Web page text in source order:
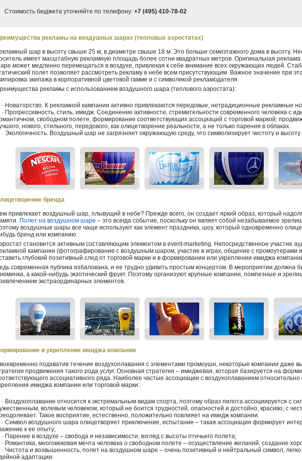
Стоимость бюджета уточняйте по телефону: +7 (495) 410-78-02
рекламы на воздушных шарах (тепловых аэростатах)
шар в высоту свыше 25 м, в диаметре свыше 18 м. Это больше семиэтажного дома в высоту.
имеет масштабную рекламную площадь более сотни квадратных метров. Оригинальная
может медленно перемещаться в воздухе, привлекая к себе внимание всех окружающих людей.
полет позволяет рассмотреть рекламу в небе всем присутствующим. Важное значение при
экипажа в корпоративной цветовой гамме и с символикой рекламодателя.
рекламы с использованием воздушного шара (теплового аэростата):
Новаторство. К рекламной кампании активно привлекаются передовые, нетрадиционные рекламные
Прогрессивность, стиль, имидж. Соединение активности, стремительности современного человека с
свободном полете, формирование соответствующих ассоциаций с торговой маркой;
нового, стильного, передового, как олицетворение реальности, а не только парения в облаках.
Экологичность. Воздушный шар не загрязняет окружающую среду, что символизирует чистоту и
бренда
привлекает воздушный шар, плывущий в небе? Прежде всего, он создает яркий образ, который
Полет на воздушном шаре – это всегда событие, поскольку он являет собой незабываемое
воздушные шары все чаще используют как элемент праздника, шоу, который одновременно
бренд или компанию.
становится активным составляющим элементом в event-marketing. Непосредственное участие
кампании (фотографирование с воздушным шаром, участие в играх, общение с промоутерами
глубокий позитивный след от торговой марки и в формировании или укреплении имиджа
современная публика избалована, и ее трудно удивить простым концертом. В мероприятии должна
а какой-нибудь экзотический фрукт. Поэтому организуют крупные компании, помпезные и
экстраординарных элементов.
и укрепление имиджа компании
подхватив течение воздухоплавания с элементами промоушн, некоторые компании даже
продвижения такого рода услуг. Основная стратегия – имиджевая, которая базируется на
ассоциативного ряда. Наиболее частые ассоциации с воздухоплаванием
имиджа компании или торговой марки:
Воздухоплавание относится к экстремальным видам спорта, поэтому образ пилота ассоциируется с
волевым человеком, который не боится трудностей, опасностей и достойно, красиво, с
Такое восприятие, естественно, положительно повлияет на имидж компании.
Символ воздушного шара олицетворяет приключение, испытание – такая ассоциация формирует
к ее опыту;
Парение в воздухе – свобода и независимости, взгляд с высоты птичьего полета;
Романтика, многовековая мечта человека о свободном полете – осуществление желаний, создание
Чистота и возвышенность, полет на воздушном шаре – очень позитивный и нейтральный символ,
адаптации.